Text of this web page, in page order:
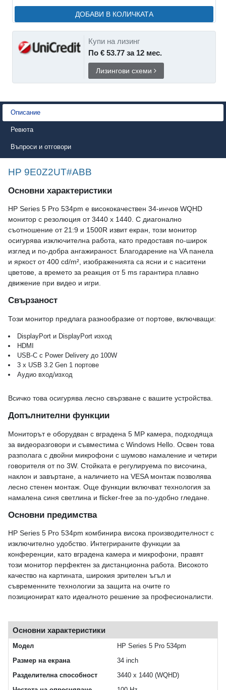
ДОБАВИ В КОЛИЧКАТА
Купи на лизинг
По € 53.77 за 12 мес.
Лизингови схеми
Описание
Ревюта
Въпроси и отговори
HP 9E0Z2UT#ABB
Основни характеристики
HP Series 5 Pro 534pm е висококачествен 34-инчов WQHD
монитор с резолюция от 3440 x 1440. С диагонално
съотношение от 21:9 и 1500R извит екран, този монитор
осигурява изключителна работа, като предоставя по-широк
изглед и по-добра ангажираност. Благодарение на VA панела
и яркост от 400 cd/m², изображенията са ясни и с наситени
цветове, а времето за реакция от 5 ms гарантира плавно
движение при видео и игри.
Свързаност
Този монитор предлага разнообразие от портове, включващи:
DisplayPort и DisplayPort изход
HDMI
USB-C с Power Delivery до 100W
3 x USB 3.2 Gen 1 портове
Аудио вход/изход
Всичко това осигурява лесно свързване с вашите устройства.
Допълнителни функции
Мониторът е оборудван с вградена 5 MP камера, подходяща
за видеоразговори и съвместима с Windows Hello. Освен това
разполага с двойни микрофони с шумово намаление и четири
говорителя от по 3W. Стойката е регулируема по височина,
наклон и завъртане, а наличието на VESA монтаж позволява
лесно стенен монтаж. Още функции включват технология за
намалена синя светлина и flicker-free за по-удобно гледане.
Основни предимства
HP Series 5 Pro 534pm комбинира висока производителност с
изключително удобство. Интегрираните функции за
конференции, като вградена камера и микрофони, правят
този монитор перфектен за дистанционна работа. Високото
качество на картината, широкия зрителен ъгъл и
съвременните технологии за защита на очите го
позиционират като идеалното решение за професионалисти.
Основни характеристики
Модел
HP Series 5 Pro 534pm
Размер на екрана
34 inch
Разделителна способност
3440 x 1440 (WQHD)